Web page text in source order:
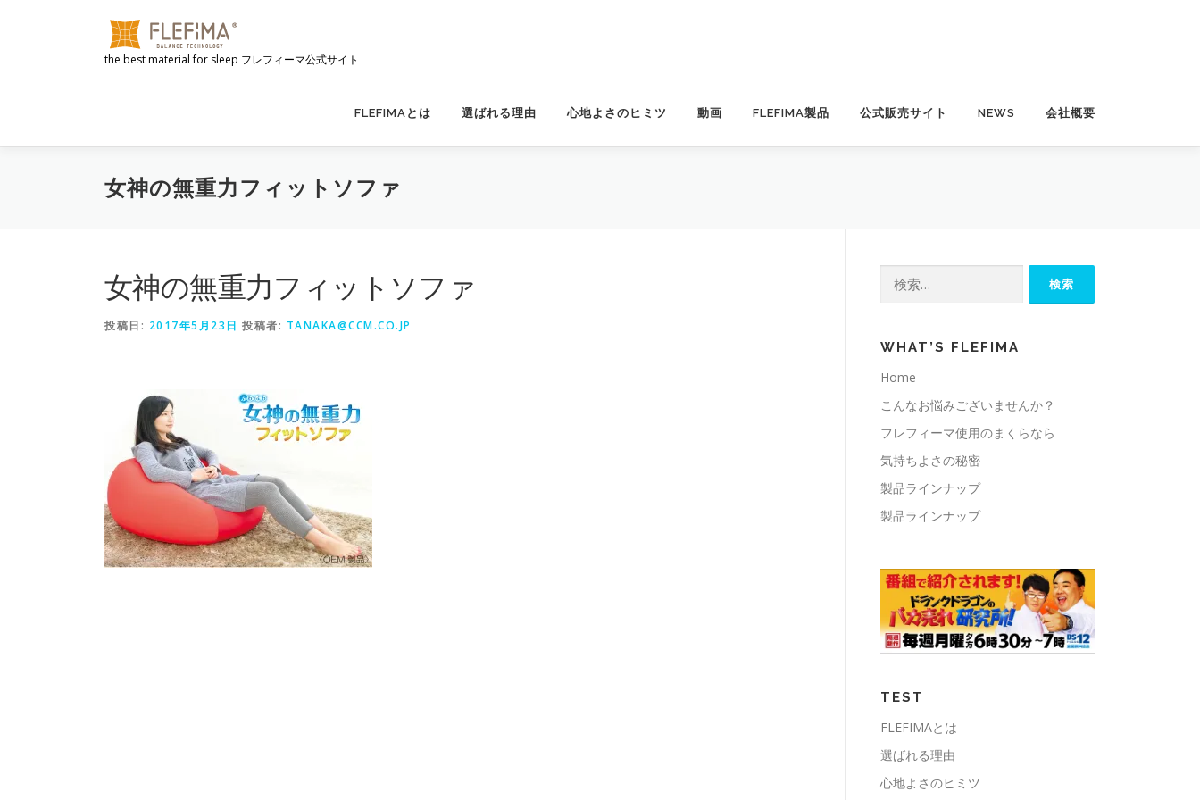
キ
the best material for sleep フレフィーマ公式サイト
FLEFIMAとは 選ばれる理由 心地よさのヒミツ 動画 FLEFIMA製品 公式販売サイト NEWS 会社概要
女神の無重力フィットソファ
女神の無重力フィットソファ
投稿日: 2017年5月23日 投稿者: TANAKA@CCM.CO.JP
WHAT’S FLEFIMA
Home
こんなお悩みございませんか？
フレフィーマ使用のまくらなら
気持ちよさの秘密
製品ラインナップ
製品ラインナップ
TEST
FLEFIMAとは
選ばれる理由
心地よさのヒミツ